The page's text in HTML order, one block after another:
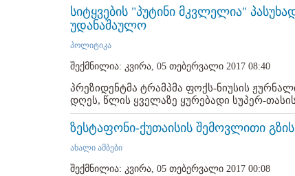
სიტყვების "პუტინი მკვლელია"
უდანაშაულო
პოლიტიკა
შექმნილია: კვირა, 05 თებერვალი 2017 08:40
პრეზიდენტმა ტრამპმა ფოქს-ნიუსის
დღეს, წლის ყველაზე ყურებადი სუპერ-თასის
ზესტაფონი-ქუთაისის შემოვლითი
ახალი ამბები
შექმნილია: კვირა, 05 თებერვალი 2017 00:08